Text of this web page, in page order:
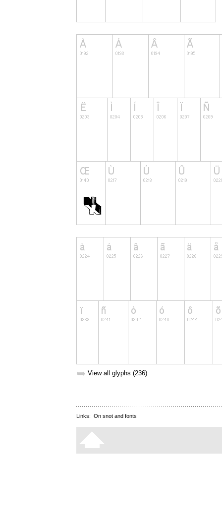
➥ View all glyphs (236)
Links: On snot and fonts